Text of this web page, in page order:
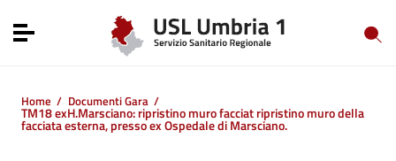
Vai al menu di navigazione
Toggle navigation
Home / Documenti Gara /
TM18 exH.Marsciano: ripristino muro facciat ripristino muro della
facciata esterna, presso ex Ospedale di Marsciano.